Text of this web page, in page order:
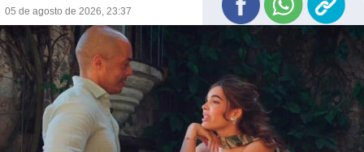
05 de agosto de 2026, 23:37